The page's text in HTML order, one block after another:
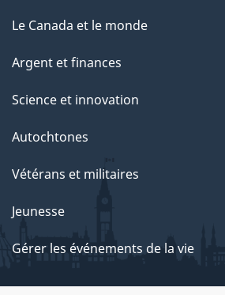
Le Canada et le monde
Argent et finances
Science et innovation
Autochtones
Vétérans et militaires
Jeunesse
Gérer les événements de la vie